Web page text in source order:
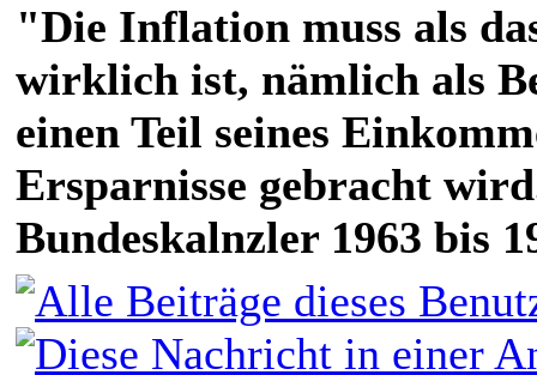
"Die Inflation muss als
wirklich ist, nämlich als
einen Teil seines
Ersparnisse gebracht
Bundeskalnzler 1963 bis